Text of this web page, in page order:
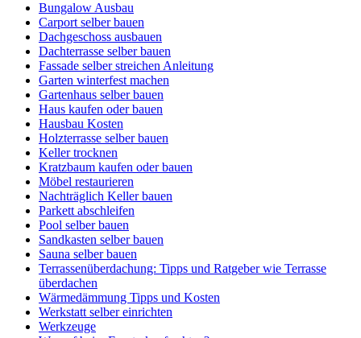
Bungalow Ausbau
Carport selber bauen
Dachgeschoss ausbauen
Dachterrasse selber bauen
Fassade selber streichen Anleitung
Garten winterfest machen
Gartenhaus selber bauen
Haus kaufen oder bauen
Hausbau Kosten
Holzterrasse selber bauen
Keller trocknen
Kratzbaum kaufen oder bauen
Möbel restaurieren
Nachträglich Keller bauen
Parkett abschleifen
Pool selber bauen
Sandkasten selber bauen
Sauna selber bauen
Terrassenüberdachung: Tipps und Ratgeber wie Terrasse
überdachen
Wärmedämmung Tipps und Kosten
Werkstatt selber einrichten
Werkzeuge